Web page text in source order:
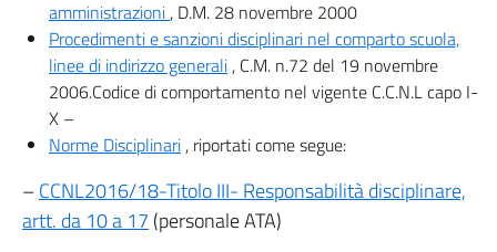
amministrazioni, D.M. 28 novembre 2000
Procedimenti e sanzioni disciplinari nel comparto scuola,
linee di indirizzo generali, C.M. n.72 del 19 novembre
2006.Codice di comportamento nel vigente C.C.N.L capo I-
X –
Norme Disciplinari, riportati come segue:
–CCNL2016/18-Titolo III- Responsabilità disciplinare,
artt. da 10 a 17 (personale ATA)